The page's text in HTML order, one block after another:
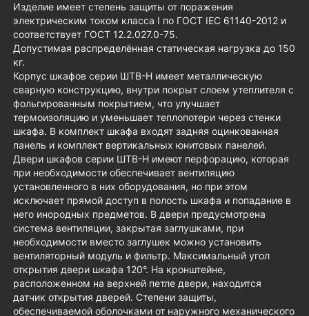
Изделие имеет степень защиты от поражения
электрическим током класса I по ГОСТ IEC 61140-2012 и
соответствует ГОСТ 12.2.027.0-75.
Допустимая распределённая статическая нагрузка до 150
кг.
Корпус шкафов серии ШТВ-Н имеет металлическую
сварную конструкцию, внутри покрыт слоем утеплителя с
фольгированным покрытием, что улучшает
термоизоляцию и уменьшает теплопотери через стенки
шкафа. В комплект шкафа входят задняя оцинкованная
панель и комплект вертикальных юнитовых панелей.
Двери шкафов серии ШТВ-Н имеют перфорацию, которая
при необходимости обеспечивает вентиляцию
установленного в них оборудования, но при этом
исключает прямой доступ в полость шкафа и попадание в
него инородных предметов. В двери предусмотрена
система вентиляции, закрытая заглушками, при
необходимости вместо заглушек можно установить
вентиляторный модуль и фильтр. Максимальный угол
открытия двери шкафа 120°. На кронштейне,
расположенном на верхней петле двери, находится
датчик открытия дверей. Cтепени защиты,
обеспечиваемой оболочками от наружного механического